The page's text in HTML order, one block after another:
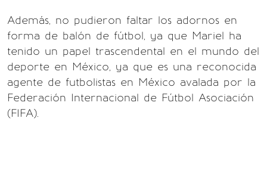
Además, no pudieron faltar los adornos en
forma de balón de fútbol, ya que Mariel ha
tenido un papel trascendental en el mundo del
deporte en México, ya que es una reconocida
agente de futbolistas en México avalada por la
Federación Internacional de Fútbol Asociación
(FIFA).